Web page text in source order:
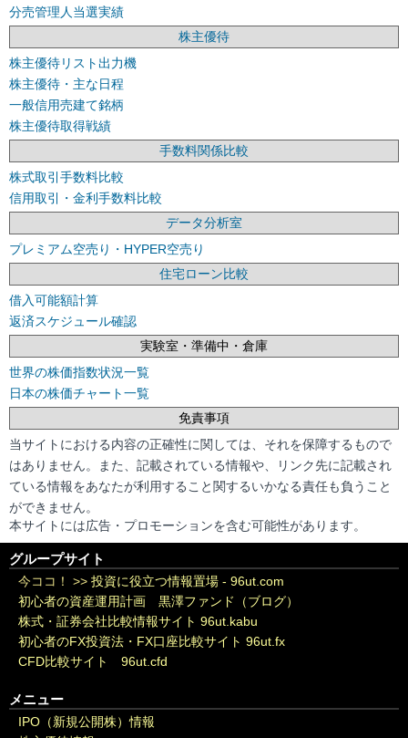
分売管理人当選実績
株主優待
株主優待リスト出力機
株主優待・主な日程
一般信用売建て銘柄
株主優待取得戦績
手数料関係比較
株式取引手数料比較
信用取引・金利手数料比較
データ分析室
プレミアム空売り・HYPER空売り
住宅ローン比較
借入可能額計算
返済スケジュール確認
実験室・準備中・倉庫
世界の株価指数状況一覧
日本の株価チャート一覧
免責事項
当サイトにおける内容の正確性に関しては、それを保障するもので
はありません。また、記載されている情報や、リンク先に記載され
ている情報をあなたが利用すること関するいかなる責任も負うこと
ができません。
本サイトには広告・プロモーションを含む可能性があります。
グループサイト
今ココ！ >> 投資に役立つ情報置場 - 96ut.com
初心者の資産運用計画 黒澤ファンド（ブログ）
株式・証券会社比較情報サイト 96ut.kabu
初心者のFX投資法・FX口座比較サイト 96ut.fx
CFD比較サイト 96ut.cfd
メニュー
IPO（新規公開株）情報